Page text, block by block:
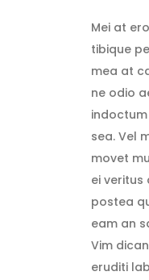
Mei at
tibique
mea at
ne odio
sea. Vel
movet
ei veritus
postea
eam an
Vim
eruditi